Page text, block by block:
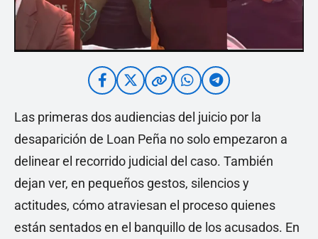
Las primeras dos audiencias del juicio por la
desaparición de Loan Peña no solo empezaron a
delinear el recorrido judicial del caso. También
dejan ver, en pequeños gestos, silencios y
actitudes, cómo atraviesan el proceso quienes
están sentados en el banquillo de los acusados. En